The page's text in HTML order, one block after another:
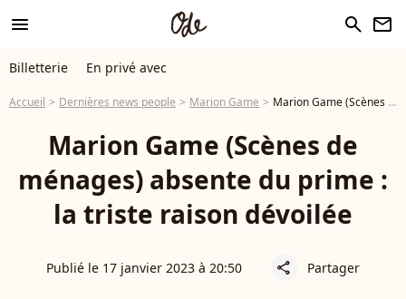
menu search newsletter
Billetterie En privé avec
Accueil Dernières news people Marion Game Marion Game (Scènes de ménages) absente du prime : la triste raison dévoilée
Marion Game (Scènes de
ménages) absente du prime :
la triste raison dévoilée
Publié le 17 janvier 2023 à 20:50 share Partager